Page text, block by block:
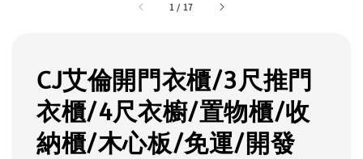
1 / 17
CJ艾倫開門衣櫃/3尺推門
衣櫃/4尺衣櫥/置物櫃/收
納櫃/木心板/免運/開發